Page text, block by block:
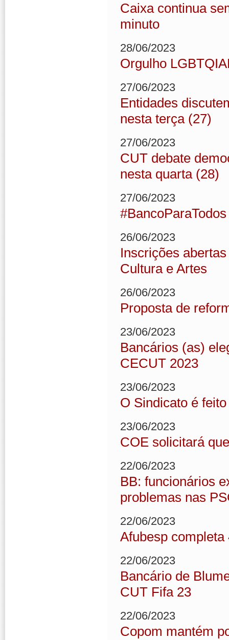
Caixa continua
minuto
28/06/2023
Orgulho
27/06/2023
Entidades
nesta terça (27)
27/06/2023
CUT debate
nesta quarta (28)
27/06/2023
#BancoParaTodos
26/06/2023
Inscrições
Cultura e Artes
26/06/2023
Proposta de
23/06/2023
Bancários (as)
CECUT 2023
23/06/2023
O Sindicato é
23/06/2023
COE solicitará
22/06/2023
BB: funcionários
problemas nas
22/06/2023
Afubesp completa
22/06/2023
Bancário de
CUT Fifa 23
22/06/2023
Copom mantém